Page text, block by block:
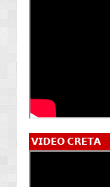
𝗩𝗜𝗗𝗘𝗢 𝗖𝗥𝗘𝗧𝗔